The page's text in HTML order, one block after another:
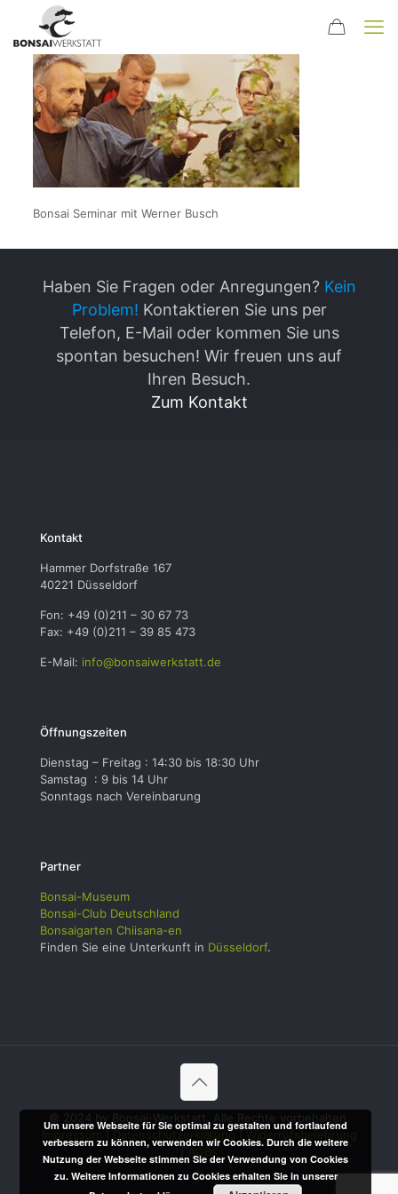
Bonsai Seminar mit Werner Busch
Haben Sie Fragen oder Anregungen? Kein
Problem! Kontaktieren Sie uns per
Telefon, E-Mail oder kommen Sie uns
spontan besuchen! Wir freuen uns auf
Ihren Besuch.
Zum Kontakt
Kontakt
Hammer Dorfstraße 167
40221 Düsseldorf
Fon: +49 (0)211 – 30 67 73
Fax: +49 (0)211 – 39 85 473
E-Mail: info@bonsaiwerkstatt.de
Öffnungszeiten
Dienstag – Freitag : 14:30 bis 18:30 Uhr
Samstag : 9 bis 14 Uhr
Sonntags nach Vereinbarung
Partner
Bonsai-Museum
Bonsai-Club Deutschland
Bonsaigarten Chiisana-en
Finden Sie eine Unterkunft in Düsseldorf.
© 2024 by Bonsai-Werkstatt. Alle Rechte vorbehalten.
Datenschutzerklärung
Um unsere Webseite für Sie optimal zu gestalten und fortlaufend
verbessern zu können, verwenden wir Cookies. Durch die weitere
Nutzung der Webseite stimmen Sie der Verwendung von Cookies
zu. Weitere Informationen zu Cookies erhalten Sie in unserer